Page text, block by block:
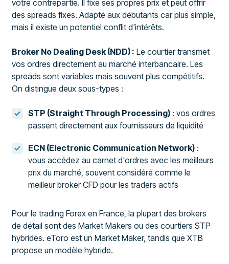
votre contrepartie. Il fixe ses propres prix et peut offrir
des spreads fixes. Adapté aux débutants car plus simple,
mais il existe un potentiel conflit d'intérêts.
Broker No Dealing Desk (NDD) : Le courtier transmet
vos ordres directement au marché interbancaire. Les
spreads sont variables mais souvent plus compétitifs.
On distingue deux sous-types :
STP (Straight Through Processing) : vos ordres
passent directement aux fournisseurs de liquidité
ECN (Electronic Communication Network) :
vous accédez au carnet d'ordres avec les meilleurs
prix du marché, souvent considéré comme le
meilleur broker CFD pour les traders actifs
Pour le trading Forex en France, la plupart des brokers
de détail sont des Market Makers ou des courtiers STP
hybrides. eToro est un Market Maker, tandis que XTB
propose un modèle hybride.